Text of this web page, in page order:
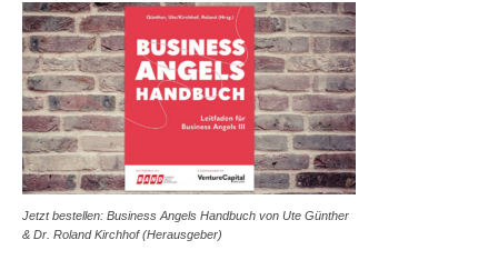
Jetzt bestellen: Business Angels Handbuch von Ute Günther
& Dr. Roland Kirchhof (Herausgeber)